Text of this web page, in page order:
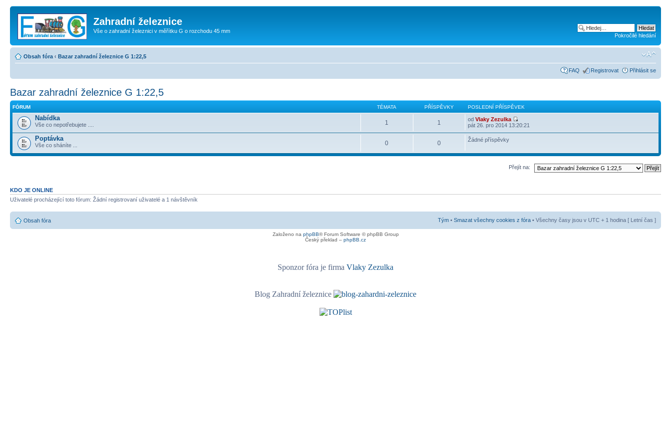
Zahradní železnice
Vše o zahradní železnici v měřítku G o rozchodu 45 mm
Pokročilé hledání
Obsah fóra ‹ Bazar zahradní železnice G 1:22,5
FAQ Registrovat Přihlásit se
Bazar zahradní železnice G 1:22,5
FÓRUM TÉMATA PŘÍSPĚVKY POSLEDNÍ PŘÍSPĚVEK
Nabídka
Vše co nepotřebujete .... 1 1 odVlaky Zezulka
pát 26. pro 2014 13:20:21
Poptávka
Vše co sháníte ... 0 0 Žádné příspěvky
Přejít na:
KDO JE ONLINE
Uživatelé procházející toto fórum: Žádní registrovaní uživatelé a 1 návštěvník
Obsah fóra Tým • Smazat všechny cookies z fóra • Všechny časy jsou v UTC + 1 hodina [ Letní čas ]
Založeno na phpBB® Forum Software © phpBB Group
Český překlad – phpBB.cz
Sponzor fóra je firma Vlaky Zezulka
Blog Zahradní železnice